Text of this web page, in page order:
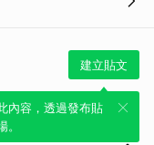
建立貼文
內容，透過發布貼